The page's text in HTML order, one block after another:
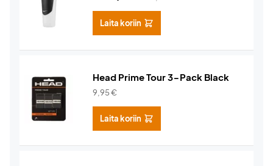
Laita koriin
Head Prime Tour 3-Pack Black
9,95€
Laita koriin